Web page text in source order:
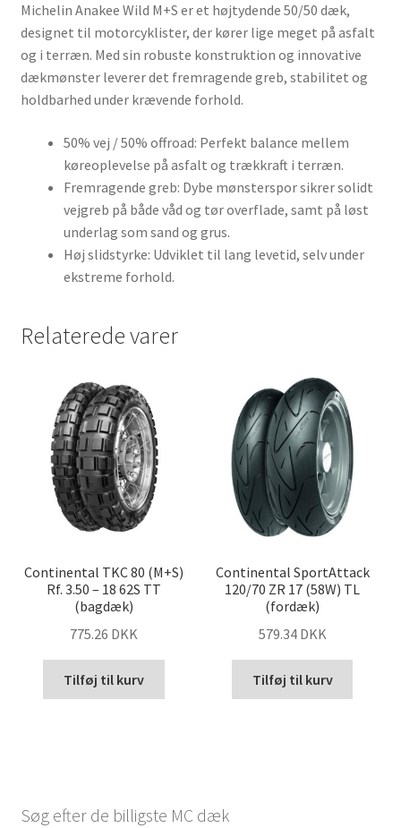
Michelin Anakee Wild M+S er et højtydende 50/50 dæk,
designet til motorcyklister, der kører lige meget på asfalt
og i terræn. Med sin robuste konstruktion og innovative
dækmønster leverer det fremragende greb, stabilitet og
holdbarhed under krævende forhold.
50% vej / 50% offroad: Perfekt balance mellem
køreoplevelse på asfalt og trækkraft i terræn.
Fremragende greb: Dybe mønsterspor sikrer solidt
vejgreb på både våd og tør overflade, samt på løst
underlag som sand og grus.
Høj slidstyrke: Udviklet til lang levetid, selv under
ekstreme forhold.
Relaterede varer
Continental TKC 80 (M+S)
Rf. 3.50 – 18 62S TT
(bagdæk)
775.26 DKK
Tilføj til kurv
Continental SportAttack
120/70 ZR 17 (58W) TL
(fordæk)
579.34 DKK
Tilføj til kurv
Søg efter de billigste MC dæk